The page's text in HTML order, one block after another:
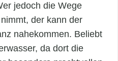
jedoch die Wege
der kann der
nahekommen. Beliebt
da dort die